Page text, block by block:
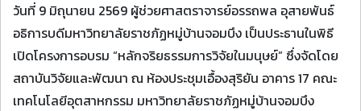
วันที่ 9 มิถุนายน 2569 ผู้ช่วยศาสตราจารย์อรรถพล อุสายพันธ์
อธิการบดีมหาวิทยาลัยราชภัฏหมู่บ้านจอมบึง เป็นประธานในพิธี
เปิดโครงการอบรม “หลักจริยธรรมการวิจัยในมนุษย์” ซึ่งจัดโดย
สถาบันวิจัยและพัฒนา ณ ห้องประชุมเอื้องสุริยัน อาคาร 17 คณะ
เทคโนโลยีอุตสาหกรรม มหาวิทยาลัยราชภัฏหมู่บ้านจอมบึง